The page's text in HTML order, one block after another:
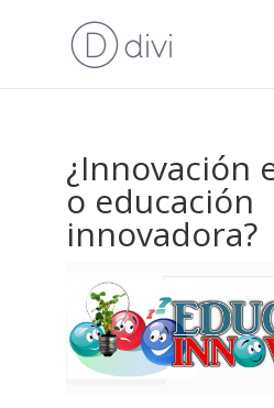
¿Innovación
o educación
innovadora?